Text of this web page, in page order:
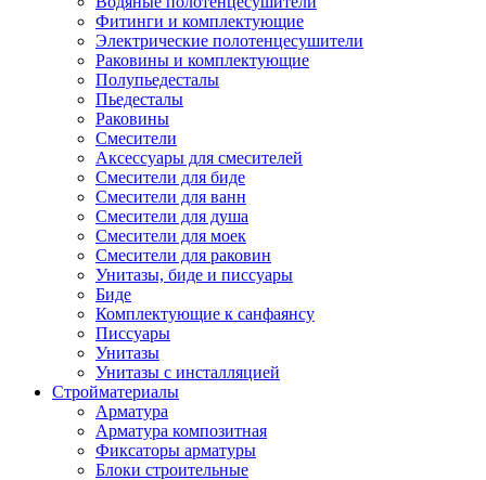
Фитинги и комплектующие
Электрические полотенцесушители
Раковины и комплектующие
Полупьедесталы
Пьедесталы
Раковины
Смесители
Аксессуары для смесителей
Смесители для биде
Смесители для ванн
Смесители для душа
Смесители для моек
Смесители для раковин
Унитазы, биде и писсуары
Биде
Комплектующие к санфаянсу
Писсуары
Унитазы
Унитазы с инсталляцией
Стройматериалы
Арматура
Арматура композитная
Фиксаторы арматуры
Блоки строительные